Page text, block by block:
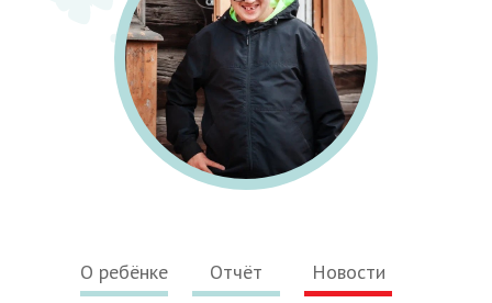
О ребёнке Отчёт Новости